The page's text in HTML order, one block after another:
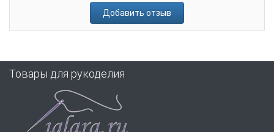
Добавить отзыв
Товары для рукоделия